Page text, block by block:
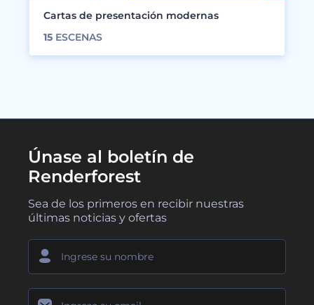
Cartas de presentación modernas
15 ESCENAS
Únase al boletín de
Renderforest
Sea de los primeros en recibir nuestras
últimas noticias y ofertas